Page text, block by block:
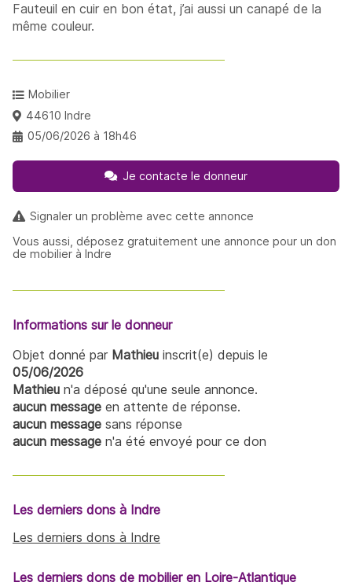
Fauteuil en cuir en bon état, j’ai aussi un canapé de la
même couleur.
Mobilier
44610 Indre
05/06/2026 à 18h46
Je contacte le donneur
Signaler un problème avec cette annonce
Vous aussi, déposez gratuitement une annonce pour un don
de mobilier à Indre
Informations sur le donneur
Objet donné par Mathieu inscrit(e) depuis le
05/06/2026
Mathieu n'a déposé qu'une seule annonce.
aucun message en attente de réponse.
aucun message sans réponse
aucun message n'a été envoyé pour ce don
Les derniers dons à Indre
Les derniers dons à Indre
Les derniers dons de mobilier en Loire-Atlantique